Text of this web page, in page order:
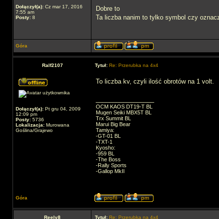
Dołączył(a): Cz mar 17, 2016
7:55 am
Posty: 8
Dobre to
Ta liczba nanim to tylko symbol czy
Góra
Ralf2107 Tytuł: Re: Przerubka na 4x4
Dołączył(a): Pt gru 04, 2009
12:09 pm
Posty: 5736
Lokalizacja: Murowana
Goślina/Grajewo
To liczba kv, czyli ilość obrotów na 1 volt.
OCM KAOS DT19-T BL
Mugen Seiki MBX5T BL
Trx Summit BL
Marui Big Bear
Tamiya:
-GT-01 BL
-TXT-1
Kyosho:
-959 BL
-The Boss
-Rally Sports
-Gallop MkII
Góra
Reely8 Tytuł: Re: Przerubka na 4x4